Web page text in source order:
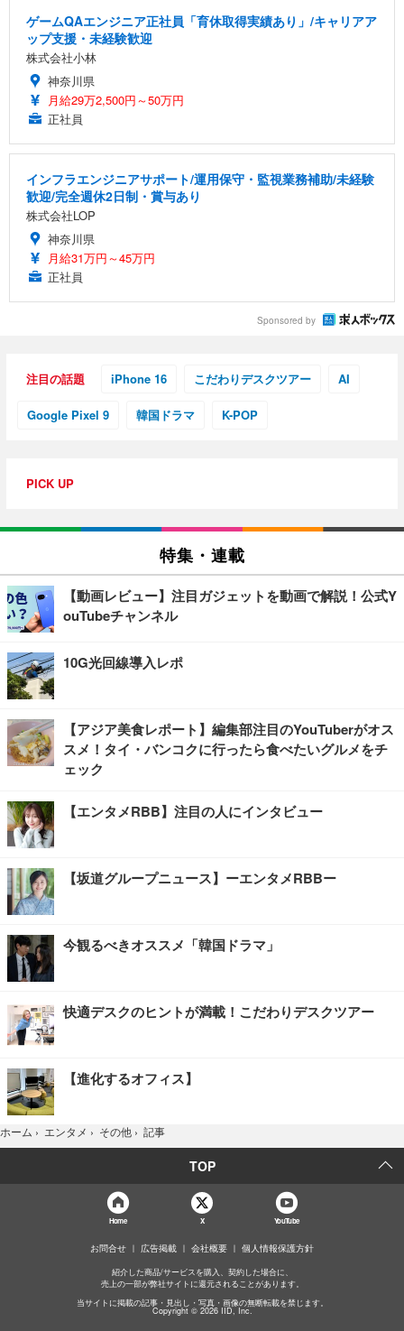
ゲームQAエンジニア正社員「育休取得実績あり」/キャリアア
ップ支援・未経験歓迎
株式会社小林
神奈川県
月給29万2,500円～50万円
正社員
インフラエンジニアサポート/運用保守・監視業務補助/未経験
歓迎/完全週休2日制・賞与あり
株式会社LOP
神奈川県
月給31万円～45万円
正社員
Sponsored by
注目の話題 iPhone 16 こだわりデスクツアー AI
Google Pixel 9 韓国ドラマ K-POP
PICK UP
特集・連載
【動画レビュー】注目ガジェットを動画で解説！公式Y
ouTubeチャンネル
10G光回線導入レポ
【アジア美食レポート】編集部注目のYouTuberがオス
スメ！タイ・バンコクに行ったら食べたいグルメをチ
ェック
【エンタメRBB】注目の人にインタビュー
【坂道グループニュース】ーエンタメRBBー
今観るべきオススメ「韓国ドラマ」
快適デスクのヒントが満載！こだわりデスクツアー
【進化するオフィス】
ホーム › エンタメ › その他 › 記事
TOP
Home X YouTube
お問合せ 広告掲載 会社概要 個人情報保護方針
紹介した商品/サービスを購入、契約した場合に、
売上の一部が弊社サイトに還元されることがあります。
当サイトに掲載の記事・見出し・写真・画像の無断転載を禁じます。
Copyright © 2026 IID, Inc.